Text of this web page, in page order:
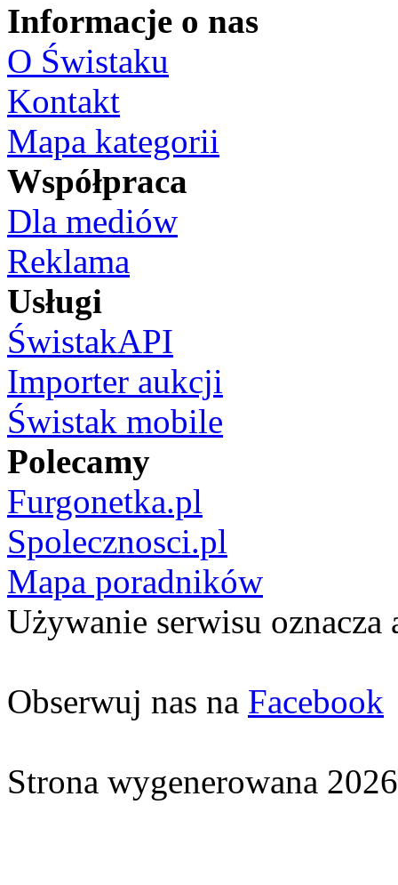
Informacje o nas
O Świstaku
Kontakt
Mapa kategorii
Współpraca
Dla mediów
Reklama
Usługi
ŚwistakAPI
Importer aukcji
Świstak mobile
Polecamy
Furgonetka.pl
Spolecznosci.pl
Mapa poradników
Używanie serwisu oznacza
Obserwuj nas na Facebook
Strona wygenerowana